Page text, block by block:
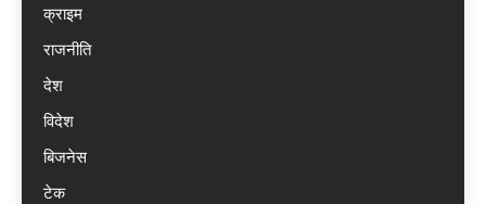
क्राइम
राजनीति
देश
विदेश
बिजनेस
टेक